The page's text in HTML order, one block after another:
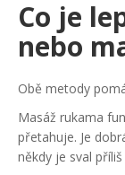
Co je
nebo
Obě metody
Masáž rukama
přetahuje. Je
někdy je sval